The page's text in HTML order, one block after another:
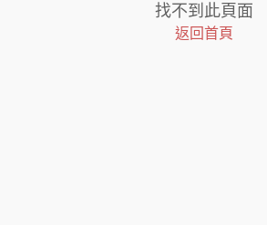
找不到此頁面
返回首頁